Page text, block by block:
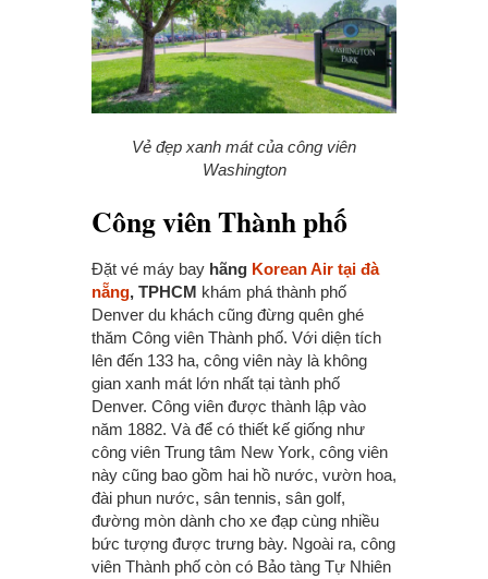
Vẻ đẹp xanh mát của công viên
Washington
Công viên Thành phố
Đặt vé máy bay hãng Korean Air tại đà
nẵng, TPHCM khám phá thành phố
Denver du khách cũng đừng quên ghé
thăm Công viên Thành phố. Với diện tích
lên đến 133 ha, công viên này là không
gian xanh mát lớn nhất tại tành phố
Denver. Công viên được thành lập vào
năm 1882. Và để có thiết kế giống như
công viên Trung tâm New York, công viên
này cũng bao gồm hai hồ nước, vườn hoa,
đài phun nước, sân tennis, sân golf,
đường mòn dành cho xe đạp cùng nhiều
bức tượng được trưng bày. Ngoài ra, công
viên Thành phố còn có Bảo tàng Tự Nhiên